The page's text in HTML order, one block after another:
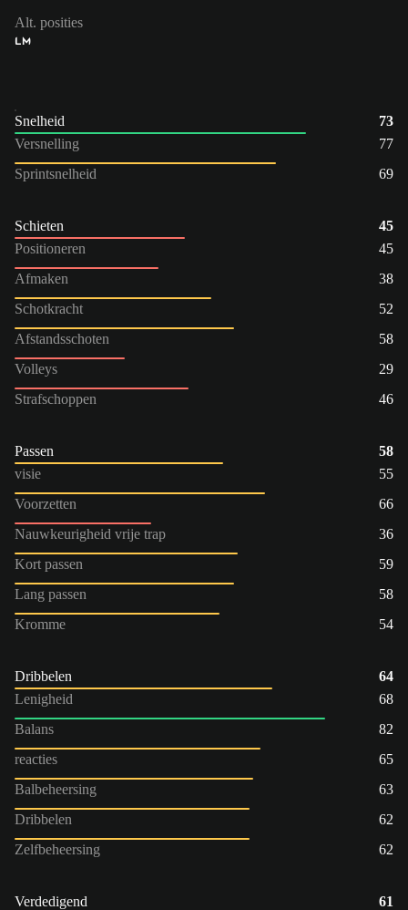
Alt. posities
LM
Snelheid
73
Versnelling
77
Sprintsnelheid
69
Schieten
45
Positioneren
45
Afmaken
38
Schotkracht
52
Afstandsschoten
58
Volleys
29
Strafschoppen
46
Passen
58
visie
55
Voorzetten
66
Nauwkeurigheid vrije trap
36
Kort passen
59
Lang passen
58
Kromme
54
Dribbelen
64
Lenigheid
68
Balans
82
reacties
65
Balbeheersing
63
Dribbelen
62
Zelfbeheersing
62
Verdedigend
61